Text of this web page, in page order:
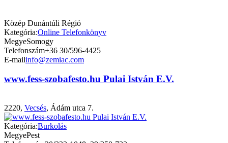
Közép Dunántúli Régió
Kategória:Online Telefonkönyv
MegyeSomogy
Telefonszám+36 30/596-4425
E-mailinfo@zemiac.com
www.fess-szobafesto.hu Pulai István E.V.
2220, Vecsés, Ádám utca 7.
Kategória:Burkolás
MegyePest